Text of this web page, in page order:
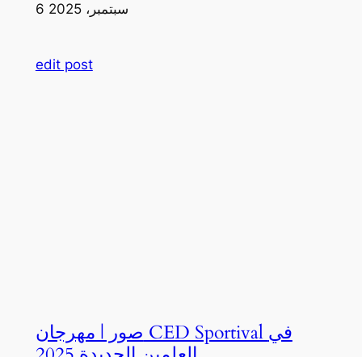
6 سبتمبر، 2025
edit post
صور | مهرجان CED Sportival في